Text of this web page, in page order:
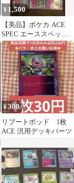
¥ 1,500
【美品】ポケカ ACE
SPEC エーススペック
15枚セット 回収サイク
ロン等
¥300
リブートポッド 1枚
ACE 汎用デッキパーツ